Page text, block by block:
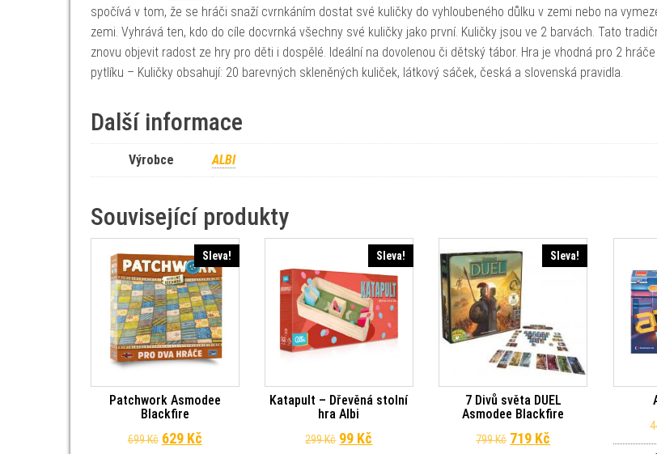
spočívá v tom, že se hráči snaží cvrnkáním dostat své kuličky do vyhloubeného důlku v zemi nebo na
zemi. Vyhrává ten, kdo do cíle docvrnká všechny své kuličky jako první. Kuličky jsou ve 2 barvách. Tato
znovu objevit radost ze hry pro děti i dospělé. Ideální na dovolenou či dětský tábor. Hra je vhodná pro 2
pytlíku – Kuličky obsahují: 20 barevných skleněných kuliček, látkový sáček, česká a slovenská pravidla.
Další informace
Výrobce ALBI
Související produkty
Sleva!
Patchwork Asmodee
Blackfire
699Kč Původní cena byla: 699 Kč.
629 KčAktuální cena je: 629 Kč.
Sleva!
Katapult – Dřevěná stolní
hra Albi
299Kč Původní cena byla: 299 Kč.
99 Kč Aktuální cena je: 99 Kč.
Sleva!
7 Divů světa DUEL
Asmodee Blackfire
799Kč Původní cena byla: 799 Kč.
719 Kč Aktuální cena je: